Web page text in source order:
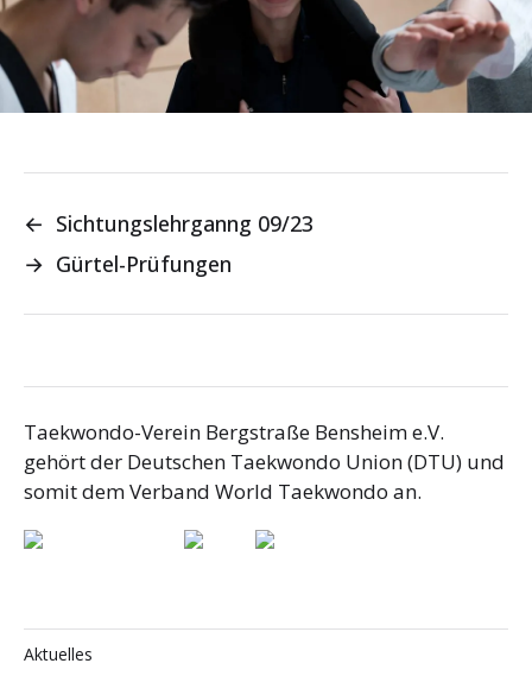
← Sichtungslehrganng 09/23
→ Gürtel-Prüfungen
Taekwondo-Verein Bergstraße Bensheim e.V.
gehört der Deutschen Taekwondo Union (DTU) und
somit dem Verband World Taekwondo an.
Aktuelles